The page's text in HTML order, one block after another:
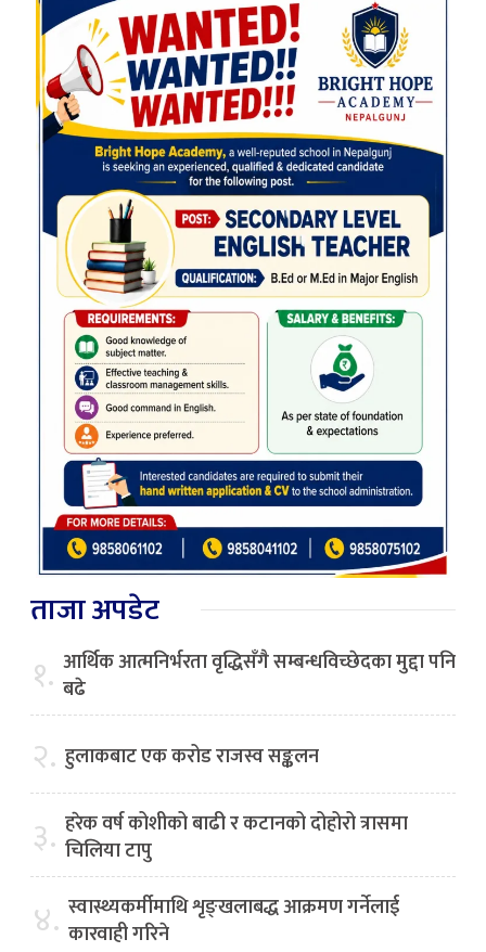
ताजा अपडेट
१. आर्थिक आत्मनिर्भरता वृद्धिसँगै सम्बन्धविच्छेदका मुद्दा पनि
बढे
२. हुलाकबाट एक करोड राजस्व सङ्कलन
३. हरेक वर्ष कोशीको बाढी र कटानको दोहोरो त्रासमा
चिलिया टापु
४. स्वास्थ्यकर्मीमाथि शृङ्खलाबद्ध आक्रमण गर्नेलाई
कारवाही गरिने